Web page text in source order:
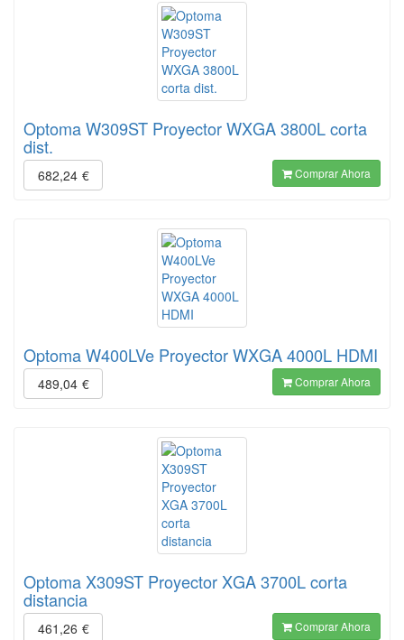
Optoma W309ST Proyector WXGA 3800L corta
dist.
682,24 € Comprar Ahora
Optoma W400LVe Proyector WXGA 4000L HDMI
489,04 € Comprar Ahora
Optoma X309ST Proyector XGA 3700L corta
distancia
461,26 € Comprar Ahora